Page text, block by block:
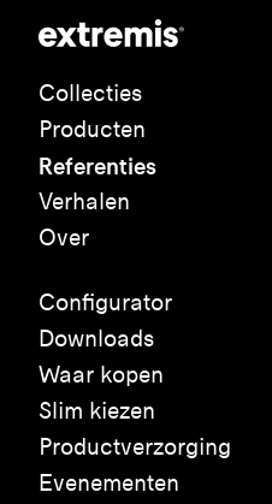
Collecties
Producten
Referenties
Verhalen
Over
Configurator
Downloads
Waar kopen
Slim kiezen
Productverzorging
Evenementen